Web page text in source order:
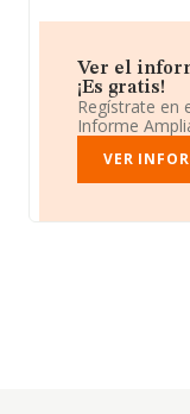
Ver el
¡Es gratis!
Regístrate en
Informe
VER